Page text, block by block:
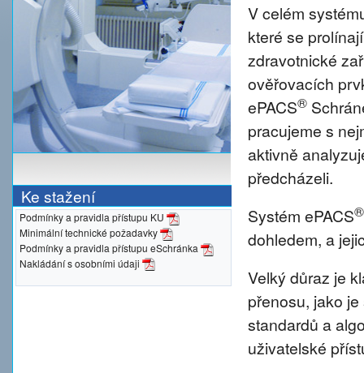
Ke stažení
Podmínky a pravidla přístupu KU
Minimální technické požadavky
Podmínky a pravidla přístupu eSchránka
Nakládání s osobními údaji
V celém
které se
zdravotnické
ověřovacích
ePACS®
pracujeme s
aktivně
předcházeli.
Systém ePACS®
dohledem, a
Velký důraz je
přenosu, jako
standardů a
uživatelské